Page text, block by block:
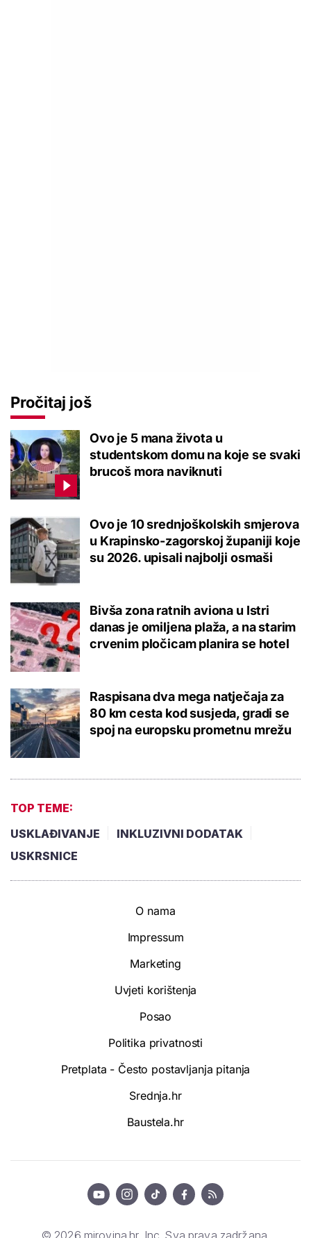
Pročitaj još
Ovo je 5 mana života u
studentskom domu na koje se svaki
brucoš mora naviknuti
Ovo je 10 srednjoškolskih smjerova
u Krapinsko-zagorskoj županiji koje
su 2026. upisali najbolji osmaši
Bivša zona ratnih aviona u Istri
danas je omiljena plaža, a na starim
crvenim pločicam planira se hotel
Raspisana dva mega natječaja za
80 km cesta kod susjeda, gradi se
spoj na europsku prometnu mrežu
TOP TEME:
USKLAĐIVANJE
INKLUZIVNI DODATAK
USKRSNICE
O nama
Impressum
Marketing
Uvjeti korištenja
Posao
Politika privatnosti
Pretplata - Često postavljanja pitanja
Srednja.hr
Baustela.hr